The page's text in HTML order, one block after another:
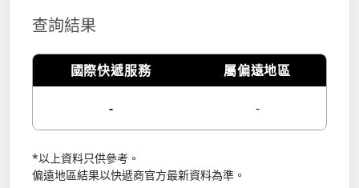
查詢結果
國際快遞服務 屬偏遠地區
- -
*以上資料只供參考。
偏遠地區結果以快遞商官方最新資料為準。